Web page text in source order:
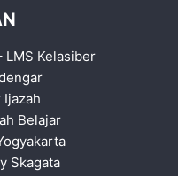
LMS Kelasiber
Belajar
Skagata